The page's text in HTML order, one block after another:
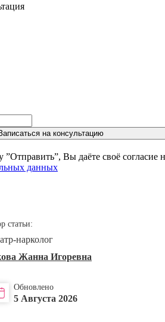
на консультацию
Вы даёте своё согласие
данных
статьи:
нарколог
Жанна Игоревна
Обновлено
5 Августа 2026